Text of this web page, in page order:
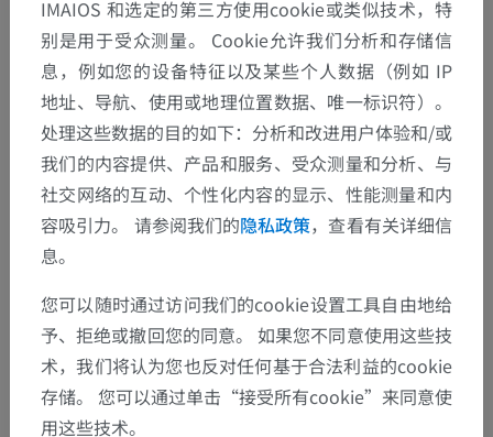
IMAIOS 和选定的第三方使用cookie或类似技术，特
别是用于受众测量。 Cookie允许我们分析和存储信
息，例如您的设备特征以及某些个人数据（例如 IP
地址、导航、使用或地理位置数据、唯一标识符）。
处理这些数据的目的如下：分析和改进用户体验和/或
我们的内容提供、产品和服务、受众测量和分析、与
社交网络的互动、个性化内容的显示、性能测量和内
容吸引力。 请参阅我们的隐私政策，查看有关详细信
息。
您可以随时通过访问我们的cookie设置工具自由地给
予、拒绝或撤回您的同意。 如果您不同意使用这些技
术，我们将认为您也反对任何基于合法利益的cookie
存储。 您可以通过单击“接受所有cookie”来同意使
用这些技术。